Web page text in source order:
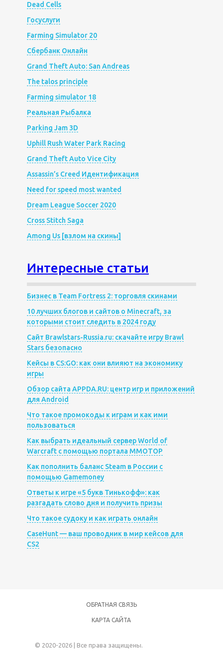
Dead Cells
Госуслуги
Farming Simulator 20
Сбербанк Онлайн
Grand Theft Auto: San Andreas
The talos principle
Farming simulator 18
Реальная Рыбалка
Parking Jam 3D
Uphill Rush Water Park Racing
Grand Theft Auto Vice City
Assassin’s Creed Идентификация
Need for speed most wanted
Dream League Soccer 2020
Cross Stitch Saga
Among Us [взлом на скины]
Интересные статьи
Бизнес в Team Fortress 2: торговля скинами
10 лучших блогов и сайтов о Minecraft, за
которыми стоит следить в 2024 году
Сайт Brawlstars-Russia.ru: скачайте игру Brawl
Stars безопасно
Кейсы в CS:GO: как они влияют на экономику
игры
Обзор сайта APPDA.RU: центр игр и приложений
для Android
Что такое промокоды к играм и как ими
пользоваться
Как выбрать идеальный сервер World of
Warcraft с помощью портала MMOTOP
Как пополнить баланс Steam в России с
помощью Gamemoney
Ответы к игре «5 букв Тинькофф»: как
разгадать слово дня и получить призы
Что такое судоку и как играть онлайн
CaseHunt — ваш проводник в мир кейсов для
CS2
ОБРАТНАЯ СВЯЗЬ
КАРТА САЙТА
© 2020-2026 | Все права защищены.